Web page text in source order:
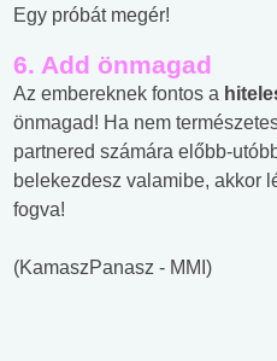
Egy próbát megér!
6. Add önmagad
Az embereknek fontos a
önmagad! Ha nem
partnered számára előbb-
belekezdesz valamibe, akkor
fogva!
(KamaszPanasz - MMI)